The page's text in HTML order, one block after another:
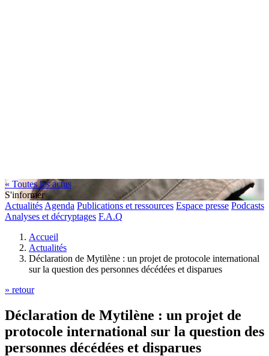
« Toutes les actus
S'informer
Actualités Agenda Publications et ressources Espace presse Podcasts
Analyses et décryptages F.A.Q
Accueil
Actualités
Déclaration de Mytilène : un projet de protocole international
sur la question des personnes décédées et disparues
» retour
Déclaration de Mytilène : un projet de
protocole international sur la question des
personnes décédées et disparues